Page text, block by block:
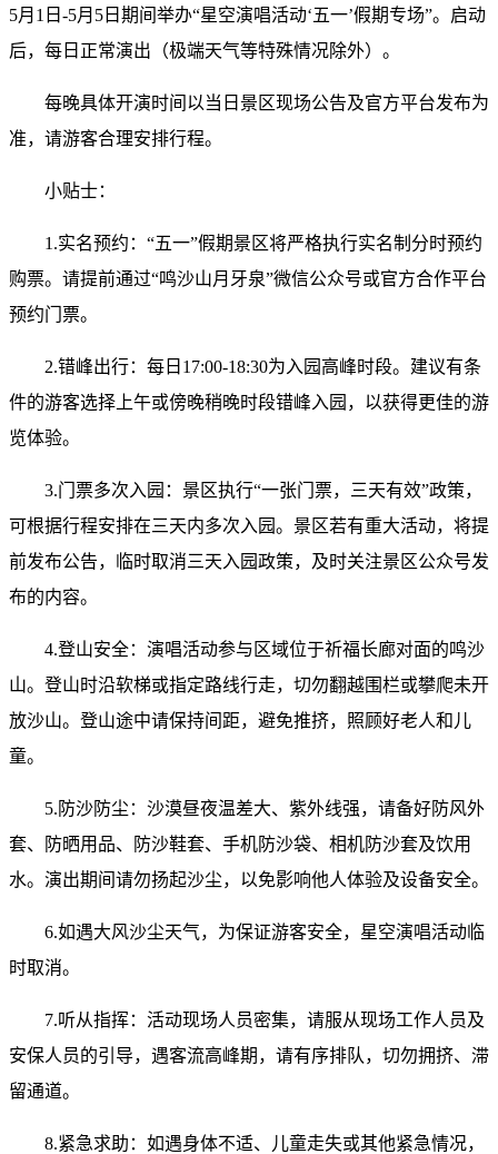
5月1日-5月5日期间举办“星空演唱活动‘五一’假期专场”。启动
后，每日正常演出（极端天气等特殊情况除外）。
每晚具体开演时间以当日景区现场公告及官方平台发布为
准，请游客合理安排行程。
小贴士：
1.实名预约：“五一”假期景区将严格执行实名制分时预约
购票。请提前通过“鸣沙山月牙泉”微信公众号或官方合作平台
预约门票。
2.错峰出行：每日17:00-18:30为入园高峰时段。建议有条
件的游客选择上午或傍晚稍晚时段错峰入园，以获得更佳的游
览体验。
3.门票多次入园：景区执行“一张门票，三天有效”政策，
可根据行程安排在三天内多次入园。景区若有重大活动，将提
前发布公告，临时取消三天入园政策，及时关注景区公众号发
布的内容。
4.登山安全：演唱活动参与区域位于祈福长廊对面的鸣沙
山。登山时沿软梯或指定路线行走，切勿翻越围栏或攀爬未开
放沙山。登山途中请保持间距，避免推挤，照顾好老人和儿
童。
5.防沙防尘：沙漠昼夜温差大、紫外线强，请备好防风外
套、防晒用品、防沙鞋套、手机防沙袋、相机防沙套及饮用
水。演出期间请勿扬起沙尘，以免影响他人体验及设备安全。
6.如遇大风沙尘天气，为保证游客安全，星空演唱活动临
时取消。
7.听从指挥：活动现场人员密集，请服从现场工作人员及
安保人员的引导，遇客流高峰期，请有序排队，切勿拥挤、滞
留通道。
8.紧急求助：如遇身体不适、儿童走失或其他紧急情况，